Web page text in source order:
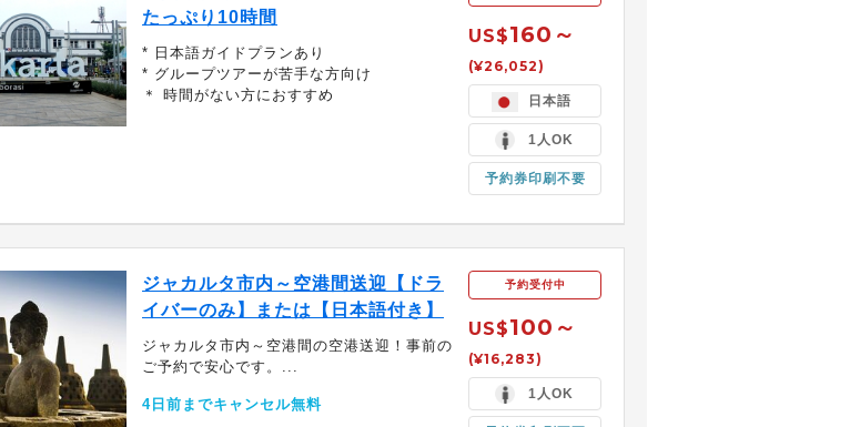
たっぷり10時間
* 日本語ガイドプランあり
* グループツアーが苦手な方向け
＊ 時間がない方におすすめ
US$160～
(¥26,052)
日本語
1人OK
予約券印刷不要
ジャカルタ市内～空港間送迎【ドラ
イバーのみ】または【日本語付き】
ジャカルタ市内～空港間の空港送迎！事前の
ご予約で安心です。...
4日前までキャンセル無料
予約受付中
US$100～
(¥16,283)
1人OK